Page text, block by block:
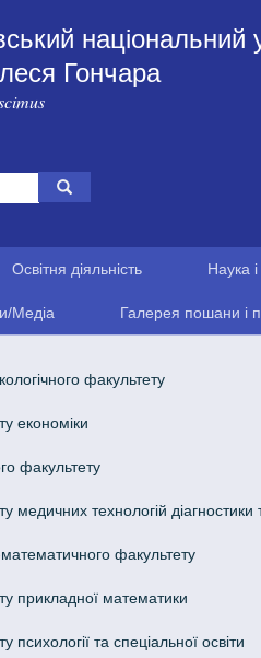
національний
Гончара
Освітня діяльність Наука
Медіа Галерея пошани і
факультету
економіки
факультету
медичних технологій діагностики
факультету
прикладної математики
психології та спеціальної освіти